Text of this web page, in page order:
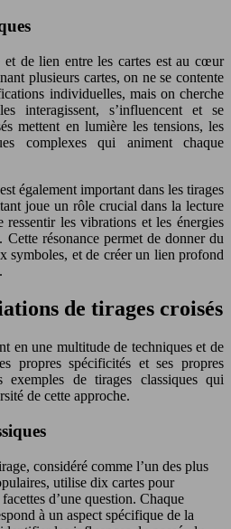
et de lien entre les cartes est au cœur
plusieurs cartes, on ne se contente
individuelles, mais on cherche
interagissent, s’influencent et se
mettent en lumière les tensions, les
complexes qui animent chaque
également important dans les tirages
joue un rôle crucial dans la lecture
ressentir les vibrations et les énergies
Cette résonance permet de donner du
symboles, et de créer un lien profond
de tirages croisés
en une multitude de techniques et de
propres spécificités et ses propres
exemples de tirages classiques qui
de cette approche.
considéré comme l’un des plus
utilise dix cartes pour
d’une question. Chaque
à un aspect spécifique de la